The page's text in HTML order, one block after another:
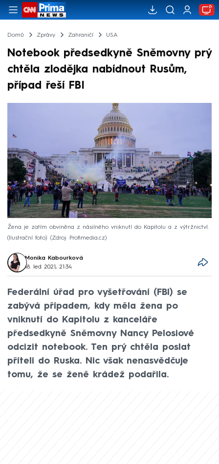
Domů Zprávy Zahraničí USA
Notebook předsedkyně Sněmovny prý
chtěla zlodějka nabídnout Rusům,
případ řeší FBI
Žena je zatím obviněna z násilného vniknutí do Kapitolu a z výtržnictví.
(Ilustrační foto)
Zdroj: Profimedia.cz
Monika Kabourková
18. led 2021, 21:34
Federální úřad pro vyšetřování (FBI) se
zabývá případem, kdy měla žena po
vniknutí do Kapitolu z kanceláře
předsedkyně Sněmovny Nancy Pelosiové
odcizit notebook. Ten prý chtěla poslat
příteli do Ruska. Nic však nenasvědčuje
tomu, že se ženě krádež podařila.